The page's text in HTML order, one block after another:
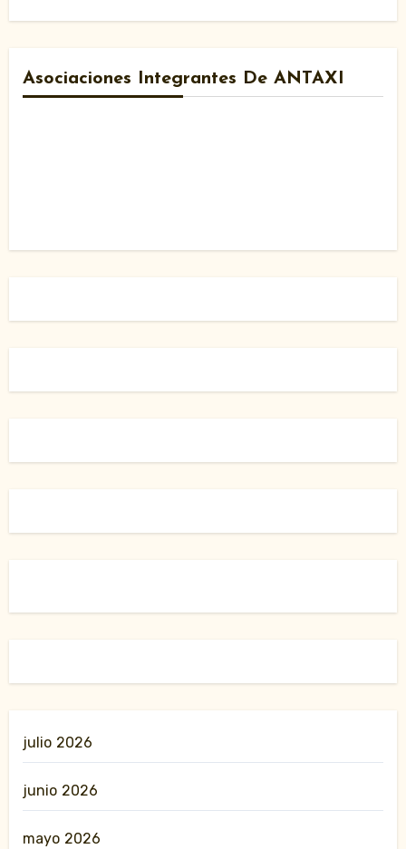
Asociaciones Integrantes De ANTAXI
julio 2026
junio 2026
mayo 2026